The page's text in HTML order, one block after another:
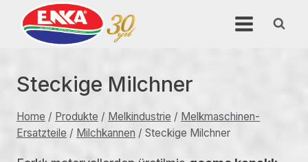
content
Steckige Milchner
Home / Produkte / Melkindustrie / Melkmaschinen-
Ersatzteile / Milchkannen / Steckige Milchner